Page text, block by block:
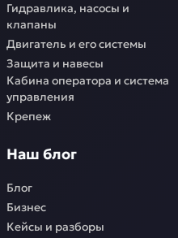
Гидравлика, насосы и
клапаны
Двигатель и его системы
Защита и навесы
Кабина оператора и система
управления
Крепеж
Наш блог
Блог
Бизнес
Кейсы и разборы